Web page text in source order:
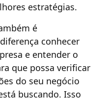
estratégias.
é
conhecer
e entender o
que possa verificar
do seu negócio
buscando. Isso